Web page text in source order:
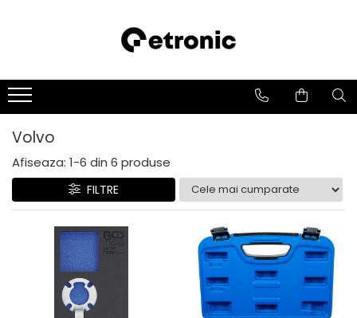
Volvo
Afiseaza: 1-6 din 6 produse
FILTRE